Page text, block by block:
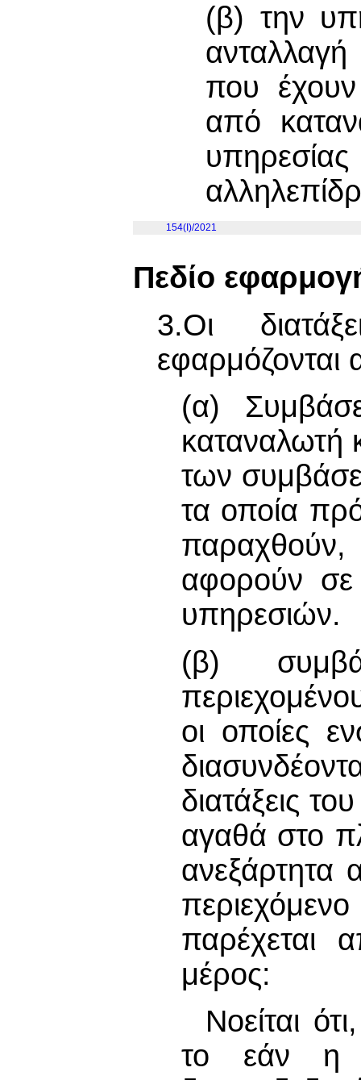
(β) την
που έχουν
από
154(I)/2021
Πεδίο
3.Οι
εφαρμόζονται
(α)
καταναλωτή
των
τα οποία
αφορούν
υπηρεσιών.
(β)
οι οποίες
διατάξεις
αγαθά στο
παρέχεται
μέρος:
Νοείται
το εάν η